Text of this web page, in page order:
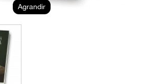
Agrandir